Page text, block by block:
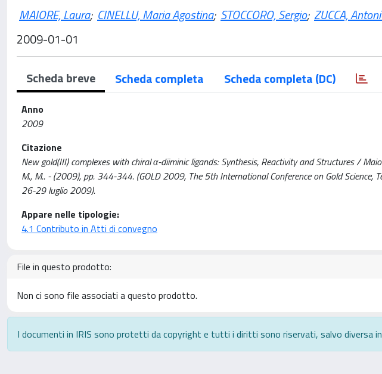
MAIORE, Laura; CINELLU, Maria Agostina; STOCCORO, Sergio; ZUCCA,
2009-01-01
Scheda breve Scheda completa Scheda completa (DC)
Anno
2009
Citazione
New gold(III) complexes with chiral α-diiminic ligands: Synthesis, Reactivity and Structures /
M., M.. - (2009), pp. 344-344. (GOLD 2009, The 5th International Conference on Gold Science,
26-29 luglio 2009).
Appare nelle tipologie:
4.1 Contributo in Atti di convegno
File in questo prodotto:
Non ci sono file associati a questo prodotto.
I documenti in IRIS sono protetti da copyright e tutti i diritti sono riservati, salvo diversa